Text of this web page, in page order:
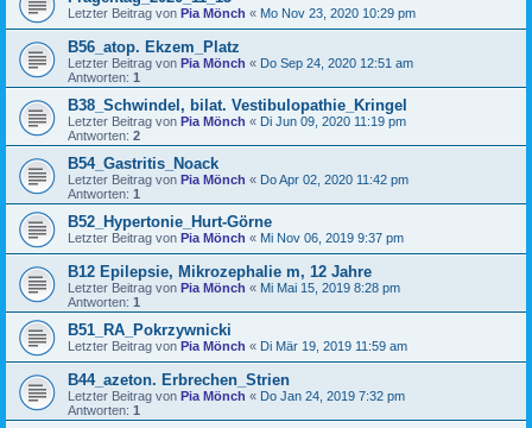
Letzter Beitrag von Pia Mönch « Mo Nov 23, 2020 10:29 pm
B56_atop. Ekzem_Platz
Letzter Beitrag von Pia Mönch « Do Sep 24, 2020 12:51 am
Antworten: 1
B38_Schwindel, bilat. Vestibulopathie_Kringel
Letzter Beitrag von Pia Mönch « Di Jun 09, 2020 11:19 pm
Antworten: 2
B54_Gastritis_Noack
Letzter Beitrag von Pia Mönch « Do Apr 02, 2020 11:42 pm
Antworten: 1
B52_Hypertonie_Hurt-Görne
Letzter Beitrag von Pia Mönch « Mi Nov 06, 2019 9:37 pm
B12 Epilepsie, Mikrozephalie m, 12 Jahre
Letzter Beitrag von Pia Mönch « Mi Mai 15, 2019 8:28 pm
Antworten: 1
B51_RA_Pokrzywnicki
Letzter Beitrag von Pia Mönch « Di Mär 19, 2019 11:59 am
B44_azeton. Erbrechen_Strien
Letzter Beitrag von Pia Mönch « Do Jan 24, 2019 7:32 pm
Antworten: 1